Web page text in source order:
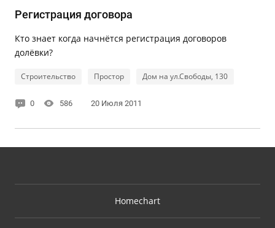
Регистрация договора
Кто знает когда начнётся регистрация договоров
долёвки?
Строительство Простор Дом на ул.Свободы, 130
0 586 20 Июля 2011
Homechart